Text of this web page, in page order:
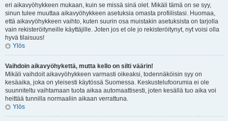
eri aikavyöhykkeen mukaan, kuin se missä sinä olet. Mikäli tämä on se syy,
sinun tulee muuttaa aikavyöhykkeen asetuksia omasta profiilistasi. Huomaa,
että aikavyöhykkeen vaihto, kuten suurin osa muistakin asetuksista on tarjolla
vain rekisteröityneille käyttäjille. Joten jos et ole jo rekisteröitynyt, nyt voisi olla
hyvä tilaisuus!
Ylös
Vaihdoin aikavyöhykettä, mutta kello on silti väärin!
Mikäli vaihdoit aikavyöhykkeen varmasti oikeaksi, todennäköisin syy on
kesäaika, joka on yleisesti käytössä Suomessa. Keskustelufoorumia ei ole
suunniteltu vaihtamaan tuota aikaa automaattisesti, joten kesällä tuo aika voi
heittää tunnilla normaaliin aikaan verrattuna.
Ylös